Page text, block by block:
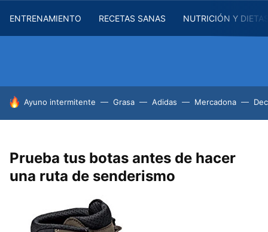
ENTRENAMIENTO RECETAS SANAS NUTRICIÓN Y
HOY SE HABLA DE
Ayuno intermitente Grasa Adidas Mercadona
Prueba tus botas antes de hacer
una ruta de senderismo